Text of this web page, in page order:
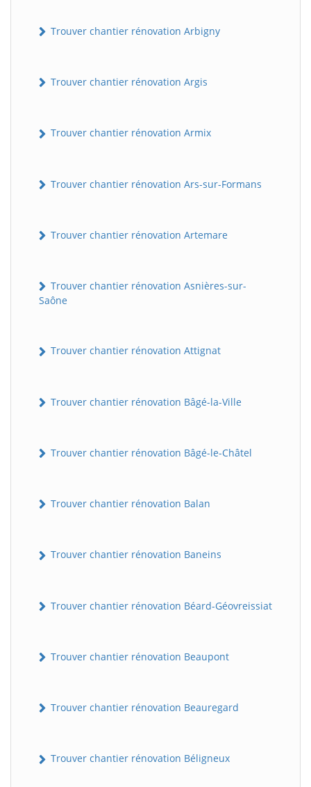
Trouver chantier rénovation Arbigny
Trouver chantier rénovation Argis
Trouver chantier rénovation Armix
Trouver chantier rénovation Ars-sur-Formans
Trouver chantier rénovation Artemare
Trouver chantier rénovation Asnières-sur-
Saône
Trouver chantier rénovation Attignat
Trouver chantier rénovation Bâgé-la-Ville
Trouver chantier rénovation Bâgé-le-Châtel
Trouver chantier rénovation Balan
Trouver chantier rénovation Baneins
Trouver chantier rénovation Béard-Géovreissiat
Trouver chantier rénovation Beaupont
Trouver chantier rénovation Beauregard
Trouver chantier rénovation Béligneux